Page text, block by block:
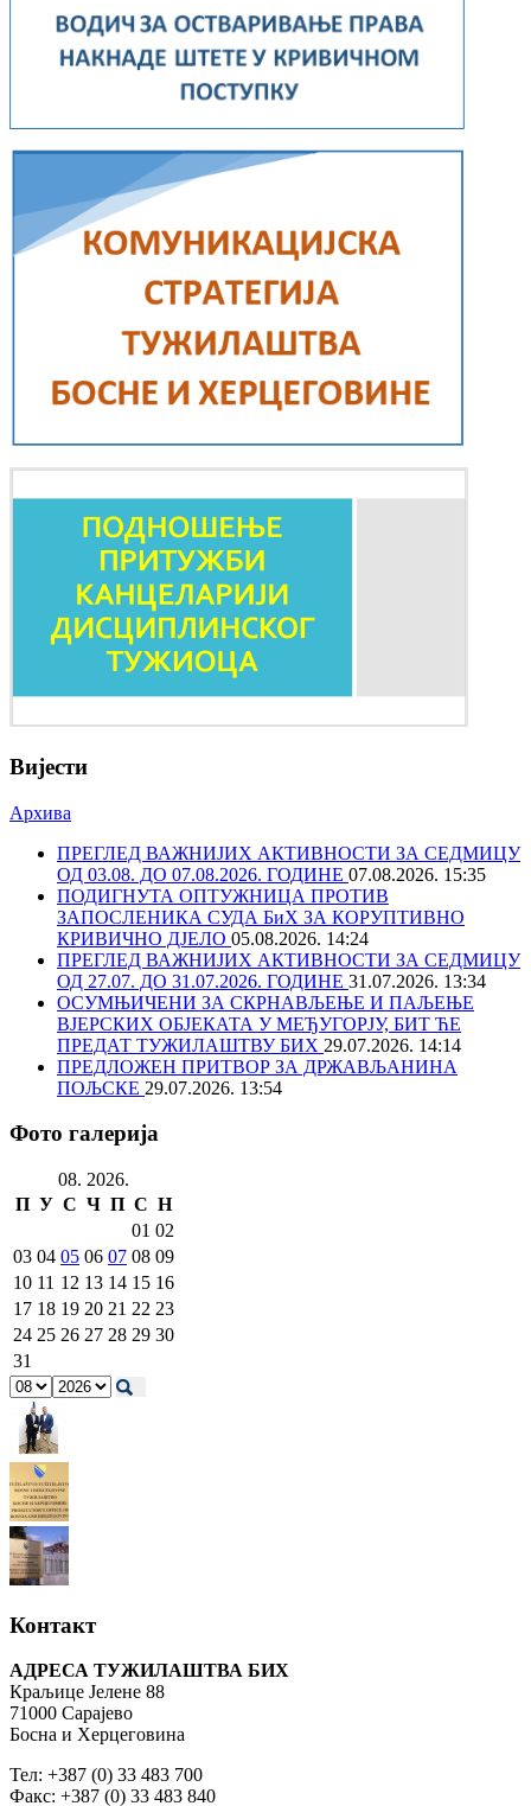
Вијести
Архива
ПРЕГЛЕД ВАЖНИЈИХ АКТИВНОСТИ ЗА СЕДМИЦУ
ОД 03.08. ДО 07.08.2026. ГОДИНЕ 07.08.2026. 15:35
ПОДИГНУТА ОПТУЖНИЦА ПРОТИВ
ЗАПОСЛЕНИКА СУДА БиХ ЗА КОРУПТИВНО
КРИВИЧНО ДЈЕЛО 05.08.2026. 14:24
ПРЕГЛЕД ВАЖНИЈИХ АКТИВНОСТИ ЗА СЕДМИЦУ
ОД 27.07. ДО 31.07.2026. ГОДИНЕ 31.07.2026. 13:34
ОСУМЊИЧЕНИ ЗА СКРНАВЉЕЊЕ И ПАЉЕЊЕ
ВЈЕРСКИХ ОБЈЕКАТА У МЕЂУГОРЈУ, БИТ ЋЕ
ПРЕДАТ ТУЖИЛАШТВУ БИХ 29.07.2026. 14:14
ПРЕДЛОЖЕН ПРИТВОР ЗА ДРЖАВЉАНИНА
ПОЉСКЕ 29.07.2026. 13:54
Фото галерија
08. 2026.
П У С Ч П С Н
01 02
03 04 05 06 07 08 09
10 11 12 13 14 15 16
17 18 19 20 21 22 23
24 25 26 27 28 29 30
31
Контакт
АДРЕСА ТУЖИЛАШТВА БИХ
Краљице Јелене 88
71000 Сарајево
Босна и Херцеговина
Тел: +387 (0) 33 483 700
Факс: +387 (0) 33 483 840